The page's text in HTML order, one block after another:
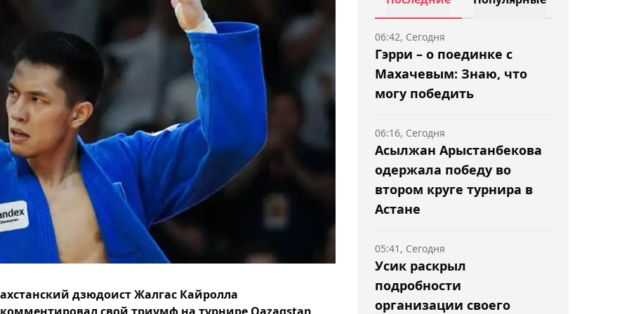
дзюдоист Жалгас Кайролла
свой триумф на турнире Qazaqstan
Гэрри – о поединке с
Махачевым: Знаю, что
могу победить
06:42, Сегодня
Асылжан Арыстанбекова
одержала победу во
втором круге турнира в
Астане
06:16, Сегодня
Усик раскрыл
подробности
организации своего
05:41, Сегодня